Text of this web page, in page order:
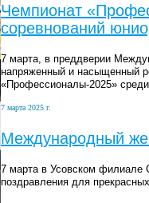
Чемпионат
соревнований
7 марта, в преддверии
напряженный и насыщенный
«Профессионалы-2025»
7 марта 2025 г.
Международный
7 марта в Усовском филиале
поздравления для